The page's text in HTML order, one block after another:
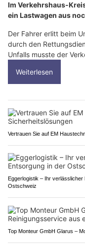
Im Verkehrshaus-
ein Lastwagen aus
Der Fahrer erlitt beim
durch den
Unfalls musste der
Weiterlesen
Vertrauen Sie auf EM
Eggerlogistik – Ihr
Ostschweiz
Top Monteur GmbH Glarus –